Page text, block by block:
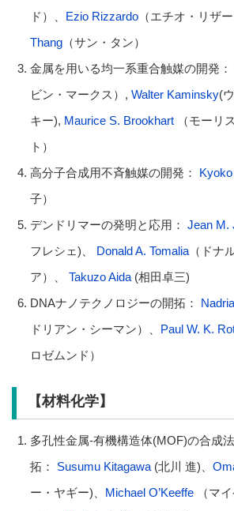
ド）、 Ezio Rizzardo（エチオ・リザー
Thang（サン・タン）
金属を用いる均一系重合触媒の開発：
ビン・マークス）, Walter Kaminsky(
キー), Maurice S. Brookhart（モーリ
ト）
高分子合成用不斉触媒の開発：
子）
デンドリマーの発明と応用： Jean M.
フレシェ)、
Donald A. Tomalia（ドナ
ア）、 Takuzo Aida(相田卓三)
DNAナノテクノロジーの開拓：
ドリアン・シーマン）、 Paul W. K.
ロゼムンド）
【材料化学】
多孔性金属-有機構造体(MOF)の合成
拓： Susumu Kitagawa(北川 進)、
ー・ヤギー)、 Michael O’Keeffe（マイ